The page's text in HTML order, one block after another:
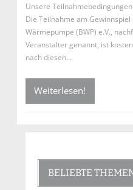
Unsere
Die Teilnahme am
Wärmepumpe (BWP) e.V.,
Veranstalter genannt, ist
nach diesen…
Weiterlesen!
BELIEBTE